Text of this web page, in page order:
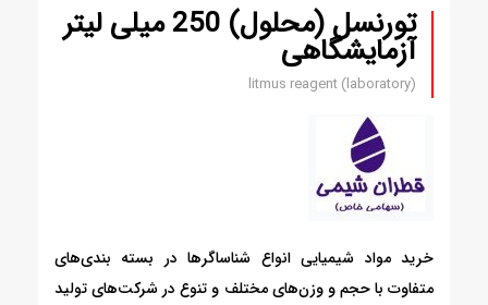
تورنسل (محلول) 250 میلی لیتر
آزمایشگاهی
litmus reagent (laboratory)
خرید مواد شیمیایی انواع شناساگرها در بسته بندی‌های
متفاوت با حجم و وزن‌های مختلف و تنوع در شرکت‌های تولید